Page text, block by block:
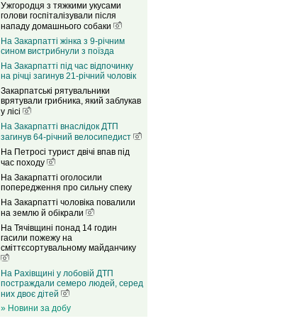
Ужгородця з тяжкими укусами
голови госпіталізували після
нападу домашнього собаки
На Закарпатті жінка з 9-річним
сином вистрибнули з поїзда
На Закарпатті під час відпочинку
на річці загинув 21-річний чоловік
Закарпатські рятувальники
врятували грибника, який заблукав
у лісі
На Закарпатті внаслідок ДТП
загинув 64-річний велосипедист
На Петросі турист двічі впав під
час походу
На Закарпатті оголосили
попередження про сильну спеку
На Закарпатті чоловіка повалили
на землю й обікрали
На Тячівщині понад 14 годин
гасили пожежу на
сміттєсортувальному майданчику
На Рахівщині у лобовій ДТП
постраждали семеро людей, серед
них двоє дітей
» Новини за добу